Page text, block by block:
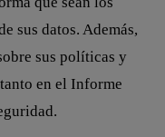
sus datos. Además,
sus políticas y
en el Informe